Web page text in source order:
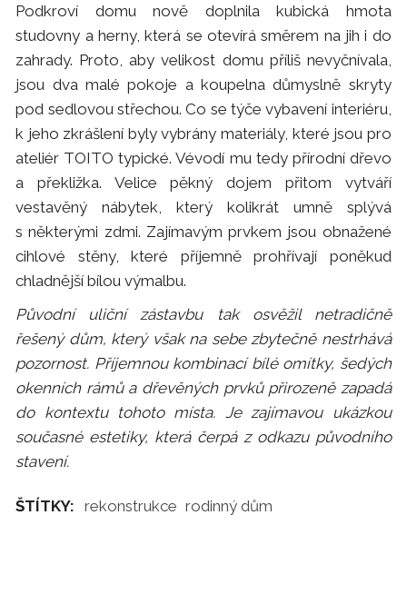
Podkroví domu nově doplnila kubická hmota
studovny a herny, která se otevírá směrem na jih i do
zahrady. Proto, aby velikost domu příliš nevyčnívala,
jsou dva malé pokoje a koupelna důmyslně skryty
pod sedlovou střechou. Co se týče vybavení interiéru,
k jeho zkrášlení byly vybrány materiály, které jsou pro
ateliér TOITO typické. Vévodí mu tedy přírodní dřevo
a překližka. Velice pěkný dojem přitom vytváří
vestavěný nábytek, který kolikrát umně splývá
s některými zdmi. Zajímavým prvkem jsou obnažené
cihlové stěny, které příjemně prohřívají poněkud
chladnější bílou výmalbu.
Původní uliční zástavbu tak osvěžil netradičně
řešený dům, který však na sebe zbytečně nestrhává
pozornost. Příjemnou kombinací bílé omítky, šedých
okenních rámů a dřevěných prvků přirozeně zapadá
do kontextu tohoto místa. Je zajímavou ukázkou
současné estetiky, která čerpá z odkazu původního
stavení.
ŠTÍTKY: rekonstrukce rodinný dům